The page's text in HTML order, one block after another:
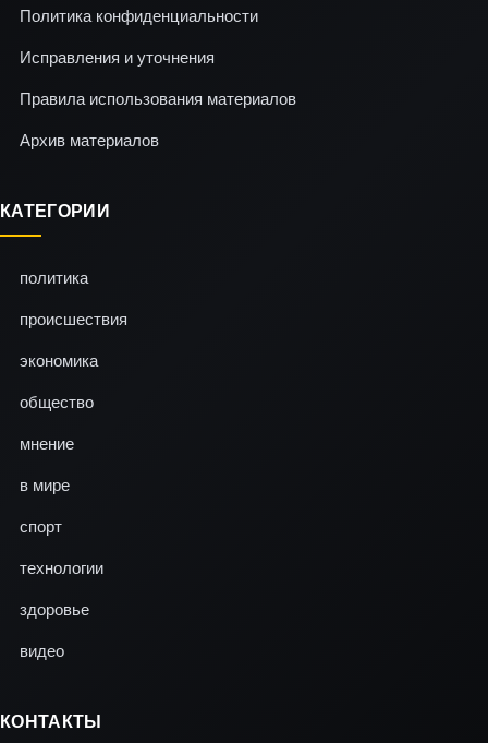
Политика конфиденциальности
Исправления и уточнения
Правила использования материалов
Архив материалов
КАТЕГОРИИ
политика
происшествия
экономика
общество
мнение
в мире
спорт
технологии
здоровье
видео
КОНТАКТЫ